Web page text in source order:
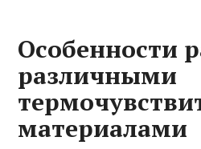
Особенности
различными
материалами